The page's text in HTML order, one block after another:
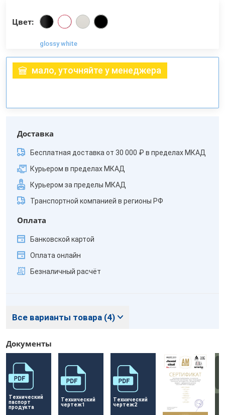
Цвет:
glossy white
мало, уточняйте у менеджера
Доставка
Бесплатная доставка от 30 000 ₽ в пределах МКАД
Курьером в пределах МКАД
Курьером за пределы МКАД
Транспортной компанией в регионы РФ
Оплата
Банковской картой
Оплата онлайн
Безналичный расчёт
Все варианты товара (4)
Документы
Технический
паспорт
продукта
Технический
чертеж1
Технический
чертеж2